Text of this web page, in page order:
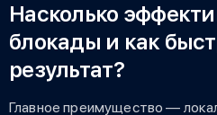
Насколько
блокады и как
результат?
Главное преимущество —